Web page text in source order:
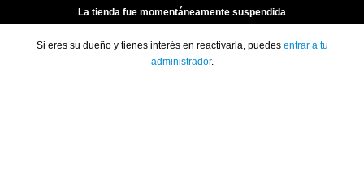
La tienda fue momentáneamente suspendida
Si eres su dueño y tienes interés en reactivarla, puedes entrar a tu
administrador.